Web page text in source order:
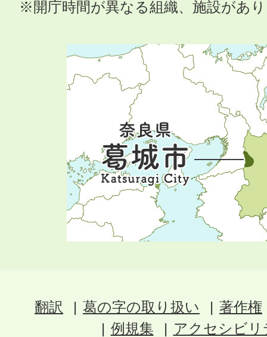
※開庁時間が異なる組織、施設があ
翻訳 葛の字の取り扱い
著作権
例規集
アクセシビ